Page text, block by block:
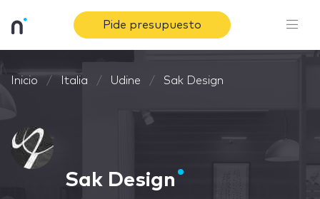
Pide presupuesto
Inicio Italia Udine Sak Design
Sak Design